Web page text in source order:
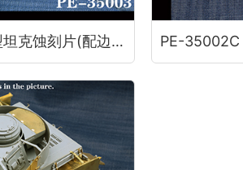
PE-35003 1/35四号F1型中型坦克蚀刻片(配边境BT003)